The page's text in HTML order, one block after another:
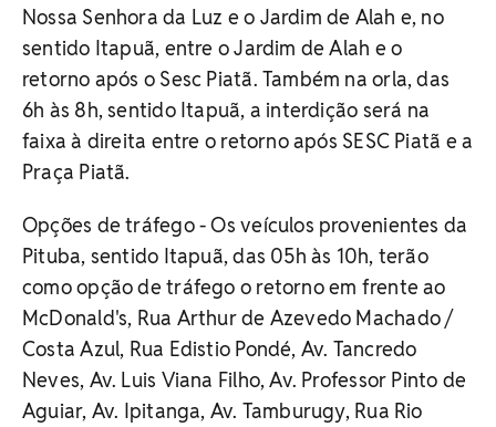
Nossa Senhora da Luz e o Jardim de Alah e, no
sentido Itapuã, entre o Jardim de Alah e o
retorno após o Sesc Piatã. Também na orla, das
6h às 8h, sentido Itapuã, a interdição será na
faixa à direita entre o retorno após SESC Piatã e a
Praça Piatã.
Opções de tráfego - Os veículos provenientes da
Pituba, sentido Itapuã, das 05h às 10h, terão
como opção de tráfego o retorno em frente ao
McDonald's, Rua Arthur de Azevedo Machado /
Costa Azul, Rua Edistio Pondé, Av. Tancredo
Neves, Av. Luis Viana Filho, Av. Professor Pinto de
Aguiar, Av. Ipitanga, Av. Tamburugy, Rua Rio